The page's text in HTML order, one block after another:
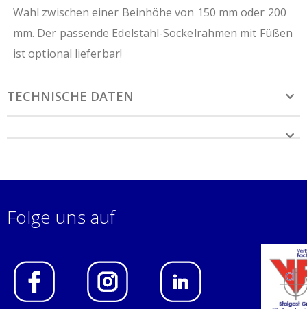
Wahl zwischen einer Beinhöhe von 150 mm oder 200
mm. Der passende Edelstahl-Sockelrahmen mit Füßen
ist optional lieferbar!
TECHNISCHE DATEN
Folge uns auf